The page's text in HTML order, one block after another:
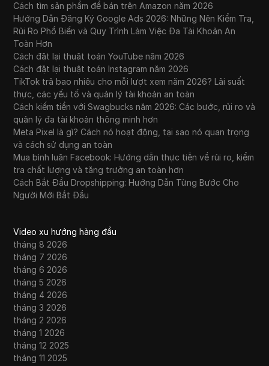
Cách tìm sản phẩm để bán trên Amazon năm 2026
Hướng Dẫn Đăng Ký Google Ads 2026: Những Nên Kiểm Tra,
Rủi Ro Phổ Biến và Quy Trình Làm Việc Đa Tài Khoản An
Toàn Hơn
Cách đặt lại thuật toán YouTube năm 2026
Cách đặt lại thuật toán Instagram năm 2026
TikTok trả bao nhiêu cho mỗi lượt xem năm 2026? Lãi suất
thực, các yếu tố và quản lý tài khoản an toàn
Cách kiếm tiền với Swagbucks năm 2026: Các bước, rủi ro và
quản lý đa tài khoản thông minh hơn
Meta Pixel là gì? Cách nó hoạt động, tại sao nó quan trọng
và cách sử dụng an toàn
Mua bình luận Facebook: Hướng dẫn thực tiễn về rủi ro, kiểm
tra chất lượng và tăng trưởng an toàn hơn
Cách Bắt Đầu Dropshipping: Hướng Dẫn Từng Bước Cho
Người Mới Bắt Đầu
Video xu hướng hàng đầu
tháng 8 2026
tháng 7 2026
tháng 6 2026
tháng 5 2026
tháng 4 2026
tháng 3 2026
tháng 2 2026
tháng 1 2026
tháng 12 2025
tháng 11 2025